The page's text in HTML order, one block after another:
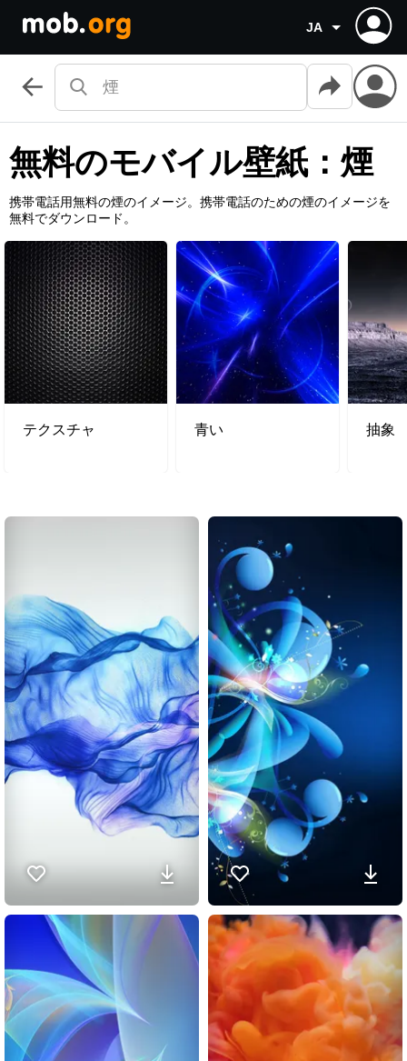
JA
無料のモバイル壁紙：煙
携帯電話用無料の煙のイメージ。携帯電話のための煙のイメージを
無料でダウンロード。
テクスチャ 青い 抽象